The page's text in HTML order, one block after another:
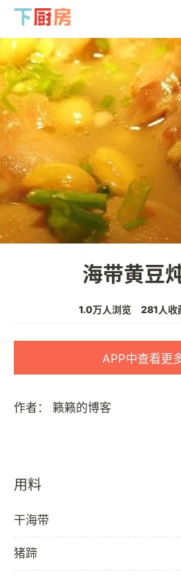
海带黄豆
1.0万人浏览 281人收
APP中查看更
作者： 籁籁的博客
用料
干海带
猪蹄